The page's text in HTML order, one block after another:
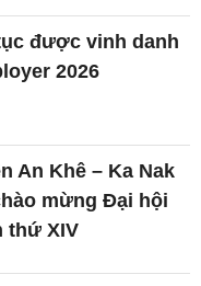
được vinh danh
2026
An Khê – Ka Nak
mừng Đại hội
thứ XIV